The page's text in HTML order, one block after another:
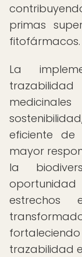
primas
fitofármacos.
La
eficiente
mayor
la
estrechos
trazabilidad